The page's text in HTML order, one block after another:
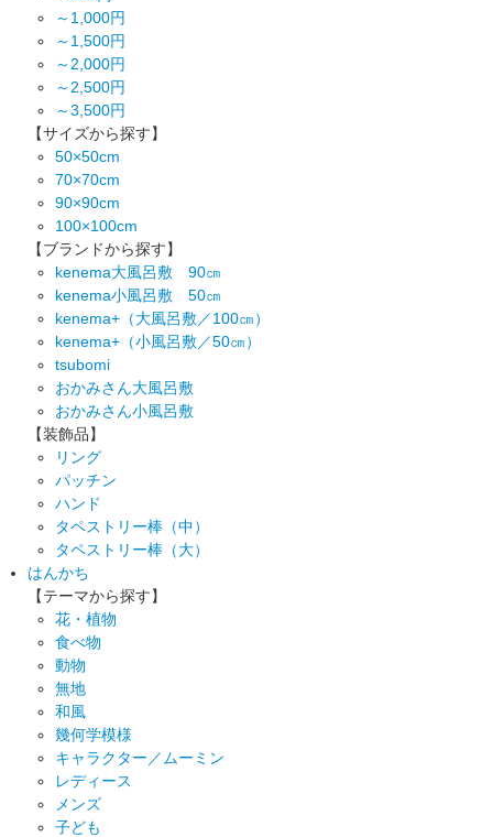
～1,000円
～1,500円
～2,000円
～2,500円
～3,500円
【サイズから探す】
50×50cm
70×70cm
90×90cm
100×100cm
【ブランドから探す】
kenema大風呂敷 90㎝
kenema小風呂敷 50㎝
kenema+（大風呂敷／100㎝）
kenema+（小風呂敷／50㎝）
tsubomi
おかみさん大風呂敷
おかみさん小風呂敷
【装飾品】
リング
パッチン
ハンド
タペストリー棒（中）
タペストリー棒（大）
はんかち
【テーマから探す】
花・植物
食べ物
動物
無地
和風
幾何学模様
キャラクター／ムーミン
レディース
メンズ
子ども